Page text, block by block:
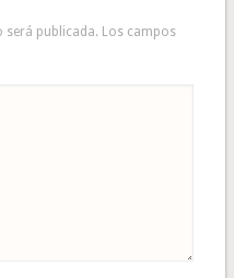
será publicada. Los campos